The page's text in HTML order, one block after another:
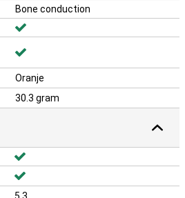
Bone conduction
Oranje
30.3 gram